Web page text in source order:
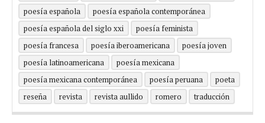
poesía española
poesía española contemporánea
poesía española del siglo xxi
poesía feminista
poesía francesa
poesía iberoamericana
poesía joven
poesía latinoamericana
poesía mexicana
poesía mexicana contemporánea
poesía peruana
poeta
reseña
revista revista aullido romero traducción